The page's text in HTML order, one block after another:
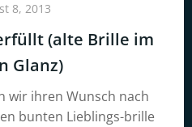
8, 2013
(alte Brille im
Glanz)
wir ihren Wunsch nach
bunten Lieblings-brille